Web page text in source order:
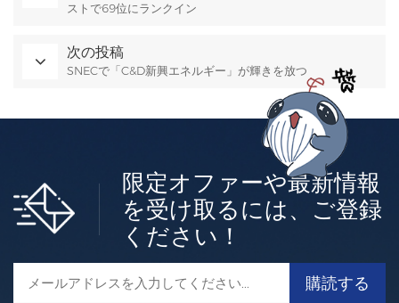
ストで69位にランクイン
次の投稿
SNECで「C&D新興エネルギー」が輝きを放つ
限定オファーや最新情報
を受け取るには、ご登録
ください！